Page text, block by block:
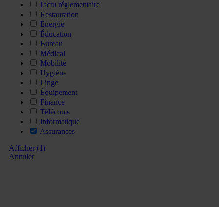
l'actu réglementaire
Restauration
Energie
Éducation
Bureau
Médical
Mobilité
Hygiène
Linge
Équipement
Finance
Télécoms
Informatique
Assurances
Afficher (1)
Annuler